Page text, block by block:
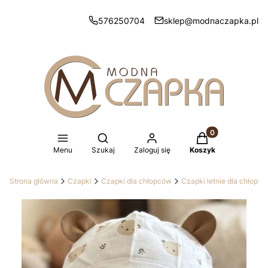
576250704 sklep@modnaczapka.pl
Menu
Otwórz wyszukiwarkę
Szukaj Zaloguj się
Produkty w
Koszyk
Strona główna Czapki Czapki dla chłopców Czapki letnie dla